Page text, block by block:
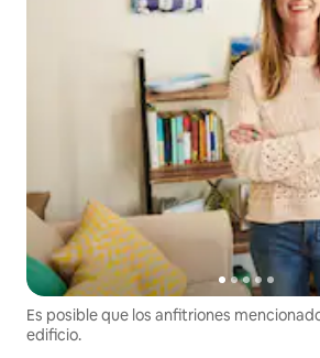
Es posible que los anfitriones
edificio.